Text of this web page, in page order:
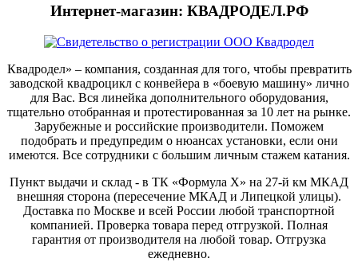
Интернет-магазин: КВАДРОДЕЛ.РФ
Квадродел» – компания, созданная для того, чтобы превратить
заводской квадроцикл с конвейера в «боевую машину» лично
для Вас. Вся линейка дополнительного оборудования,
тщательно отобранная и протестированная за 10 лет на рынке.
Зарубежные и российские производители. Поможем
подобрать и предупредим о нюансах установки, если они
имеются. Все сотрудники с большим личным стажем катания.
Пункт выдачи и склад - в ТК «Формула X» на 27-й км МКАД
внешняя сторона (пересечение МКАД и Липецкой улицы).
Доставка по Москве и всей России любой транспортной
компанией. Проверка товара перед отгрузкой. Полная
гарантия от производителя на любой товар. Отгрузка
ежедневно.